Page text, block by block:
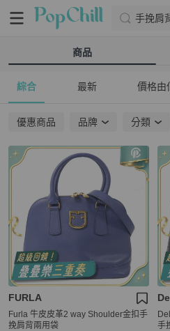
手挽肩
商品
綜合 最新 價格由
優惠商品 品牌 分類
FURLA
Furla 牛皮皮革2 way Shoulder金扣手
挽肩背兩用袋
手